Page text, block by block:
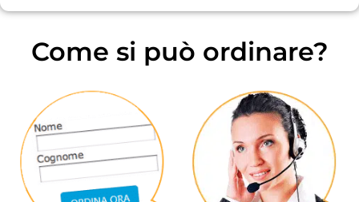
Come si può ordinare?